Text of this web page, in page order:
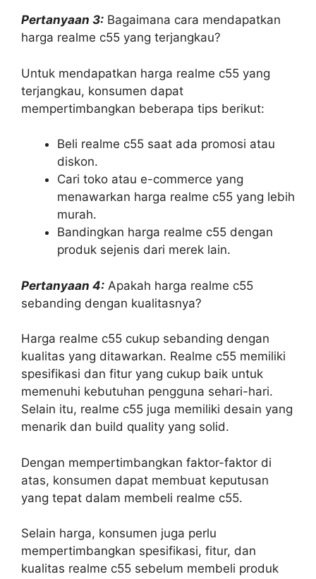
Pertanyaan 3: Bagaimana cara mendapatkan
harga realme c55 yang terjangkau?
Untuk mendapatkan harga realme c55 yang
terjangkau, konsumen dapat
mempertimbangkan beberapa tips berikut:
Beli realme c55 saat ada promosi atau
diskon.
Cari toko atau e-commerce yang
menawarkan harga realme c55 yang lebih
murah.
Bandingkan harga realme c55 dengan
produk sejenis dari merek lain.
Pertanyaan 4: Apakah harga realme c55
sebanding dengan kualitasnya?
Harga realme c55 cukup sebanding dengan
kualitas yang ditawarkan. Realme c55 memiliki
spesifikasi dan fitur yang cukup baik untuk
memenuhi kebutuhan pengguna sehari-hari.
Selain itu, realme c55 juga memiliki desain yang
menarik dan build quality yang solid.
Dengan mempertimbangkan faktor-faktor di
atas, konsumen dapat membuat keputusan
yang tepat dalam membeli realme c55.
Selain harga, konsumen juga perlu
mempertimbangkan spesifikasi, fitur, dan
kualitas realme c55 sebelum membeli produk